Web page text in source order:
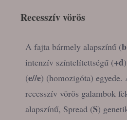
Recesszív vörös
A fajta bármely alapszínű (b
intenzív színtelítettségű (+d
(e//e) (homozigóta) egyede.
recesszív vörös galambok
alapszínű, Spread (S)